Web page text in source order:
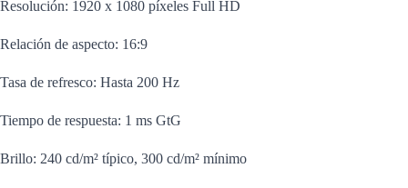
Resolución: 1920 x 1080 píxeles Full HD
Relación de aspecto: 16:9
Tasa de refresco: Hasta 200 Hz
Tiempo de respuesta: 1 ms GtG
Brillo: 240 cd/m² típico, 300 cd/m² mínimo